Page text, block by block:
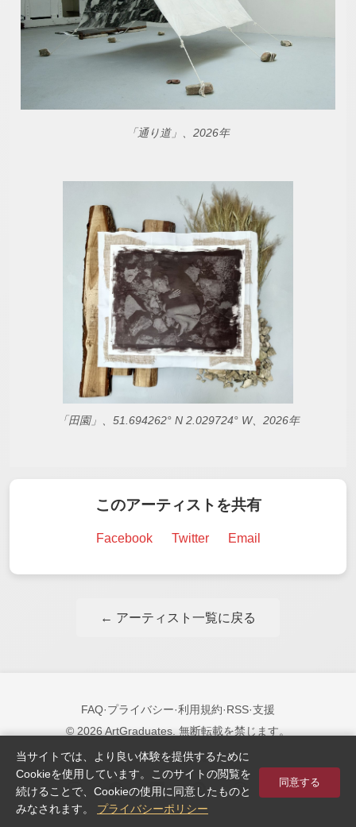
「通り道」、2026年
「田園」、51.694262° N 2.029724° W、2026年
このアーティストを共有
Facebook Twitter Email
← アーティスト一覧に戻る
FAQ·プライバシー·利用規約·RSS·支援
© 2026 ArtGraduates. 無断転載を禁じます。
フォローする:
当サイトでは、より良い体験を提供するために
Cookieを使用しています。このサイトの閲覧を
続けることで、Cookieの使用に同意したものと
みなされます。 プライバシーポリシー
同意する